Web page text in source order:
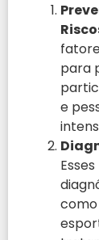
para
e